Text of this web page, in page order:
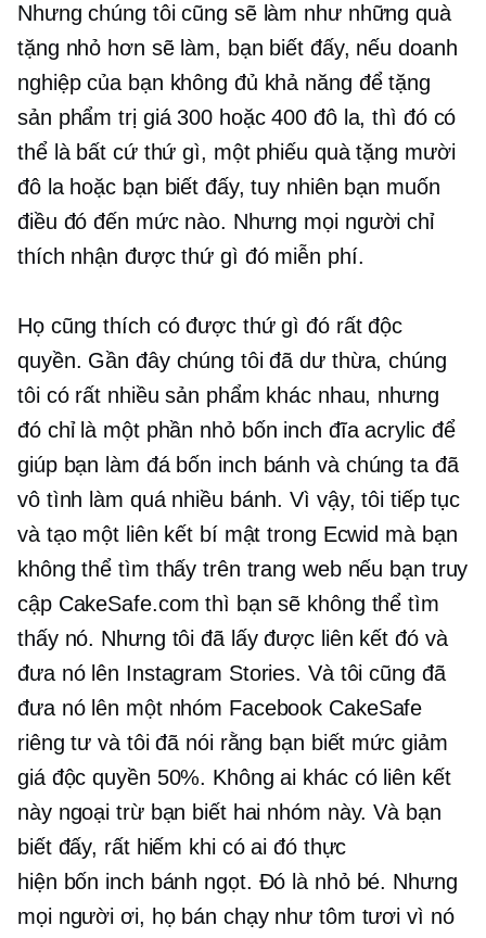
Nhưng chúng tôi cũng sẽ làm như những quà
tặng nhỏ hơn sẽ làm, bạn biết đấy, nếu doanh
nghiệp của bạn không đủ khả năng để tặng
sản phẩm trị giá 300 hoặc 400 đô la, thì đó có
thể là bất cứ thứ gì, một phiếu quà tặng mười
đô la hoặc bạn biết đấy, tuy nhiên bạn muốn
điều đó đến mức nào. Nhưng mọi người chỉ
thích nhận được thứ gì đó miễn phí.
Họ cũng thích có được thứ gì đó rất độc
quyền. Gần đây chúng tôi đã dư thừa, chúng
tôi có rất nhiều sản phẩm khác nhau, nhưng
đó chỉ là một phần nhỏ bốn inch đĩa acrylic để
giúp bạn làm đá bốn inch bánh và chúng ta đã
vô tình làm quá nhiều bánh. Vì vậy, tôi tiếp tục
và tạo một liên kết bí mật trong Ecwid mà bạn
không thể tìm thấy trên trang web nếu bạn truy
cập CakeSafe.com thì bạn sẽ không thể tìm
thấy nó. Nhưng tôi đã lấy được liên kết đó và
đưa nó lên Instagram Stories. Và tôi cũng đã
đưa nó lên một nhóm Facebook CakeSafe
riêng tư và tôi đã nói rằng bạn biết mức giảm
giá độc quyền 50%. Không ai khác có liên kết
này ngoại trừ bạn biết hai nhóm này. Và bạn
biết đấy, rất hiếm khi có ai đó thực
hiện bốn inch bánh ngọt. Đó là nhỏ bé. Nhưng
mọi người ơi, họ bán chạy như tôm tươi vì nó